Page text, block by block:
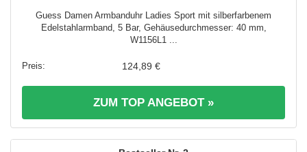
Guess Damen Armbanduhr Ladies Sport mit silberfarbenem
Edelstahlarmband, 5 Bar, Gehäusedurchmesser: 40 mm,
W1156L1 ...
124,89 €
ZUM TOP ANGEBOT »